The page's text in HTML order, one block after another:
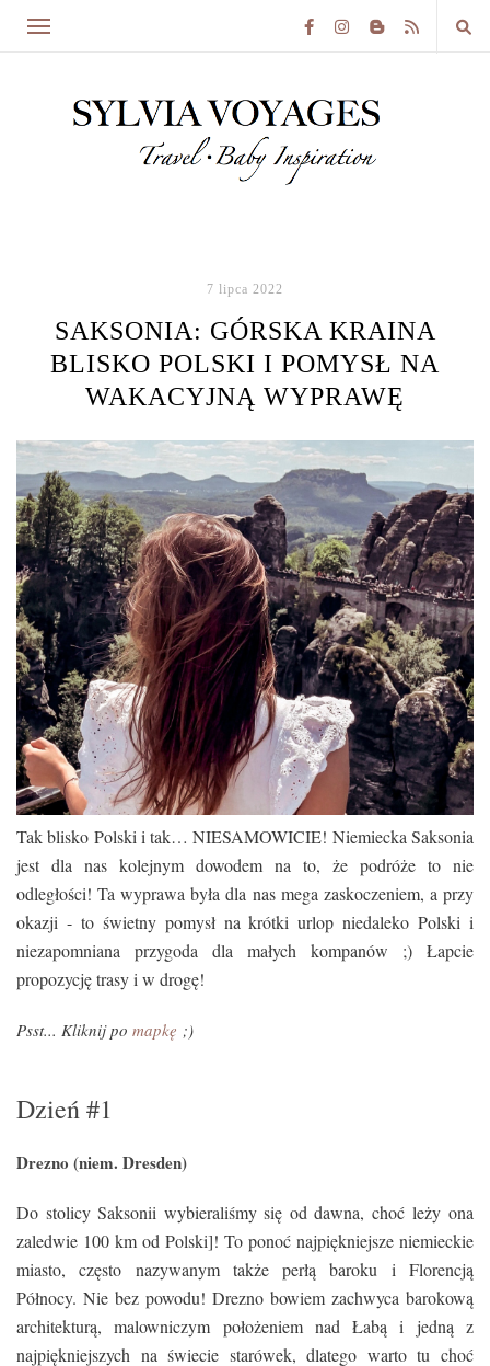
7 lipca 2022
SAKSONIA: GÓRSKA KRAINA
BLISKO POLSKI I POMYSŁ NA
WAKACYJNĄ WYPRAWĘ
Tak blisko Polski i tak… NIESAMOWICIE! Niemiecka Saksonia
jest dla nas kolejnym dowodem na to, że podróże to nie
odległości! Ta wyprawa była dla nas mega zaskoczeniem, a przy
okazji - to świetny pomysł na krótki urlop niedaleko Polski i
niezapomniana przygoda dla małych kompanów ;) Łapcie
propozycję trasy i w drogę!
Psst... Kliknij po mapkę ;)
Dzień #1
Drezno (niem. Dresden)
Do stolicy Saksonii wybieraliśmy się od dawna, choćleży ona
zaledwie 100 km od Polski]! To ponoć najpiękniejsze niemieckie
miasto, często nazywanym także perłą baroku i Florencją
Północy. Nie bez powodu! Drezno bowiem zachwyca barokową
architekturą, malowniczym położeniem nad Łabą i jedną z
najpiękniejszych na świecie starówek, dlatego warto tu choć